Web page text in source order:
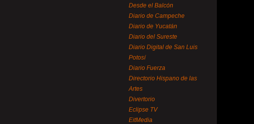
Desde el Balcón
Diario de Campeche
Diario de Yucatán
Diario del Sureste
Diario Digital de San Luis
Potosí
Diario Fuerza
Directorio Hispano de las
Artes
Divertorio
Eclipse TV
EitMedia